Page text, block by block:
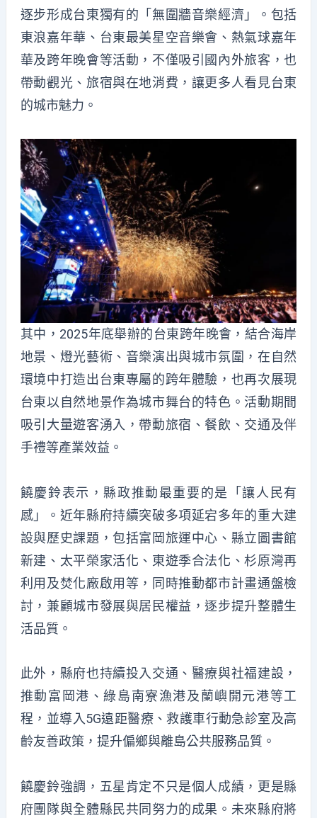
逐步形成台東獨有的「無圍牆音樂經濟」。包括
東浪嘉年華、台東最美星空音樂會、熱氣球嘉年
華及跨年晚會等活動，不僅吸引國內外旅客，也
帶動觀光、旅宿與在地消費，讓更多人看見台東
的城市魅力。
其中，2025年底舉辦的台東跨年晚會，結合海岸
地景、燈光藝術、音樂演出與城市氛圍，在自然
環境中打造出台東專屬的跨年體驗，也再次展現
台東以自然地景作為城市舞台的特色。活動期間
吸引大量遊客湧入，帶動旅宿、餐飲、交通及伴
手禮等產業效益。
饒慶鈴表示，縣政推動最重要的是「讓人民有
感」。近年縣府持續突破多項延宕多年的重大建
設與歷史課題，包括富岡旅運中心、縣立圖書館
新建、太平榮家活化、東遊季合法化、杉原灣再
利用及焚化廠啟用等，同時推動都市計畫通盤檢
討，兼顧城市發展與居民權益，逐步提升整體生
活品質。
此外，縣府也持續投入交通、醫療與社福建設，
推動富岡港、綠島南寮漁港及蘭嶼開元港等工
程，並導入5G遠距醫療、救護車行動急診室及高
齡友善政策，提升偏鄉與離島公共服務品質。
饒慶鈴強調，五星肯定不只是個人成績，更是縣
府團隊與全體縣民共同努力的成果。未來縣府將